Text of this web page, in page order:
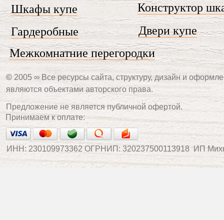
ИНН: 230109973362 ОГРНИП: 320237500113918 ИП
Двери купе
Межкомнатние перегородки
Гардеробные
© 2005 ∞ Все ресурсы сайта, структуру, дизайн и
являются объектами авторского права.
Принимаем к оплате:
Конструктор
Предложение не является публичной офертой.
Шкафы купе